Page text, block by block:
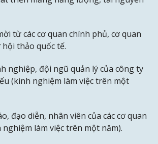
từ các cơ quan chính phủ, cơ quan
thảo quốc tế.
nghiệp, đội ngũ quản lý của công ty
(kinh nghiệm làm việc trên một
đạo diễn, nhân viên của các cơ quan
làm việc trên một năm).